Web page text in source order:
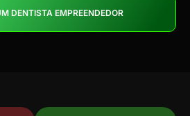
DENTISTA EMPREENDEDOR